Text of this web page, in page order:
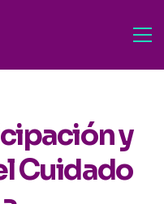
y
Cuidado